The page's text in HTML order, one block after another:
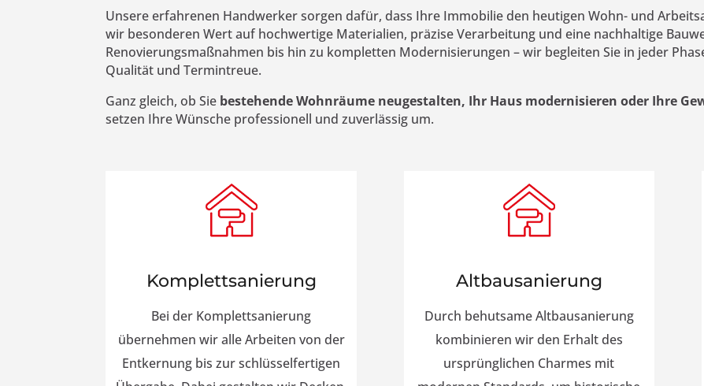
Unsere erfahrenen Handwerker sorgen dafür, dass Ihre Immobilie den heutigen Wohn- und
wir besonderen Wert auf hochwertige Materialien, präzise Verarbeitung und eine nachhaltige
Renovierungsmaßnahmen bis hin zu kompletten Modernisierungen – wir begleiten Sie in jeder
Qualität und Termintreue.
Ganz gleich, ob Sie bestehende Wohnräume neugestalten, Ihr Haus modernisieren oder Ihre
setzen Ihre Wünsche professionell und zuverlässig um.
Komplettsanierung
Bei der Komplettsanierung
übernehmen wir alle Arbeiten von der
Entkernung bis zur schlüsselfertigen
Altbausanierung
Durch behutsame Altbausanierung
kombinieren wir den Erhalt des
ursprünglichen Charmes mit